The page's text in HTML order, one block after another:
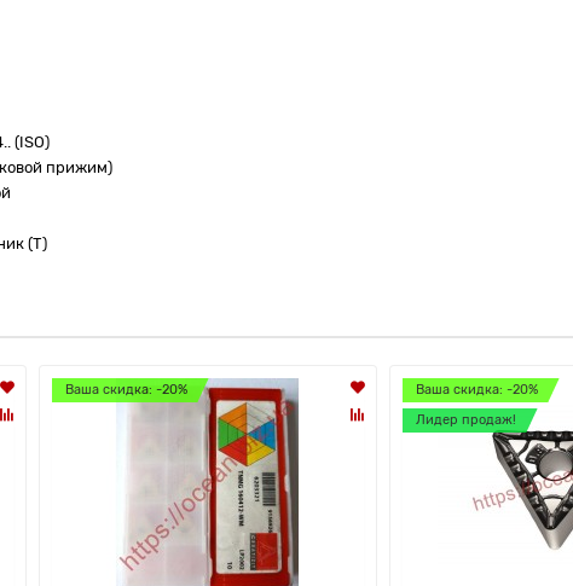
(ISO)
прижим)
(T)
Ваша скидка: -20%
Ваша скидка: -20%
Лидер продаж!